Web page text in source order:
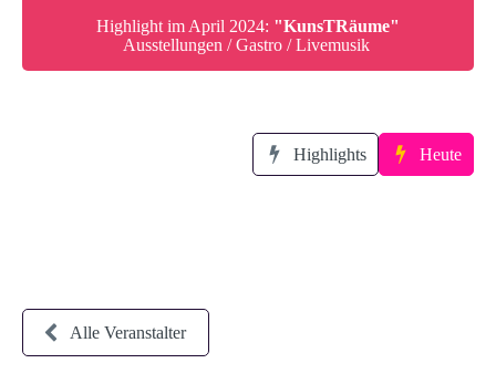
Highlight im April 2024: "KunsTRäume"
Ausstellungen / Gastro / Livemusik
Highlights Heute
Alle Veranstalter